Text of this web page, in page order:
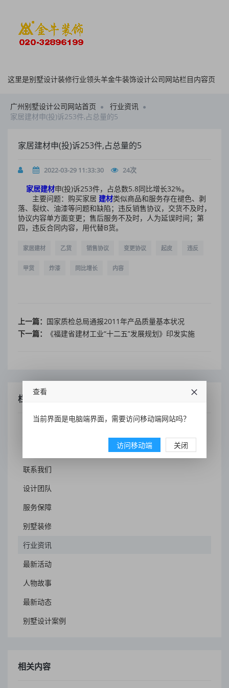
这里是别墅设计装修行业领头羊金牛装饰设计公司网站栏目内容页
广州别墅设计公司网站首页
行业资讯
家居建材申(投)诉253件,占总量的5
家居建材申(投)诉253件,占总量的5
2022-03-29 11:33:30 24次
家居建材申(投)诉253件，占总数5.8同比增长32%。
主要问题：购买家居 建材类似商品和服务存在褪色、剥
落、裂纹、油漆等问题和缺陷；违反销售协议，交货不及时，
协议内容单方面变更；售后服务不及时，人为延误时间；第
四，违反合同内容，用代替B货。
家居建材 乙货 销售协议 变更协议 起皮 违反
甲货 炸漆 同比增长 内容
上一篇： 国家质检总局通报2011年产品质量基本状况
下一篇：
《福建省建材工业“十二五”发展规划》印发实施
栏目索引
联系我们
设计团队
服务保障
别墅装修
行业资讯
最新活动
人物故事
最新动态
别墅设计案例
相关内容
查看
当前界面是电脑端界面，需要访问移动端网站吗？
访问移动端 关闭